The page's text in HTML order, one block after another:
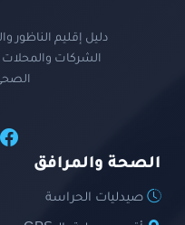
دليل إقليم الناظور
الشركات والمحلات
الصحة والمرافق
صيدليات الحراسة